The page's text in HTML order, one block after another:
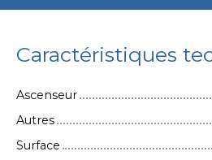
Caractéristiques
Ascenseur
Autres
Surface